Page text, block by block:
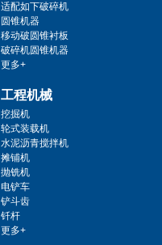
适配如下破碎机
圆锥机器
移动破圆锥衬板
破碎机圆锥机器
更多+
工程机械
挖掘机
轮式装载机
水泥沥青搅拌机
摊铺机
抛铣机
电铲车
铲斗齿
钎杆
更多+